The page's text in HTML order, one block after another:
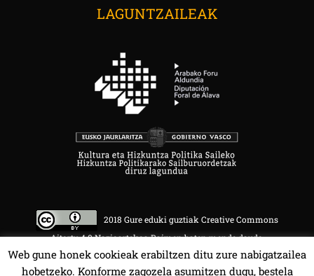
LAGUNTZAILEAK
2018 Gure eduki guztiak Creative Commons
Aitortu 4.0 Nazioartekoa Baimen baten mende daude.
Web gune honek cookieak erabiltzen ditu zure nabigatzailea
hobetzeko. Konforme zagozela asumitzen dugu, bestela